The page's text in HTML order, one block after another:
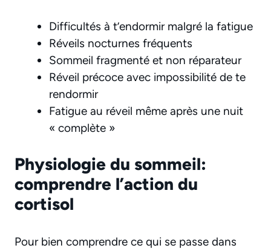
Difficultés à t’endormir malgré la fatigue
Réveils nocturnes fréquents
Sommeil fragmenté et non réparateur
Réveil précoce avec impossibilité de te
rendormir
Fatigue au réveil même après une nuit
« complète »
Physiologie du sommeil:
comprendre l’action du
cortisol
Pour bien comprendre ce qui se passe dans